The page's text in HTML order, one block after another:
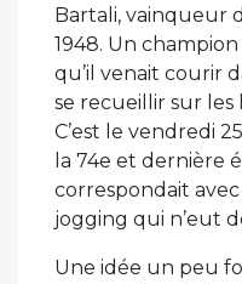
Bartali, vainqueur
1948. Un
qu’il venait courir
se recueillir sur
C’est le vendredi
la 74e et dernière
correspondait avec
jogging qui n’eut
Une idée un peu